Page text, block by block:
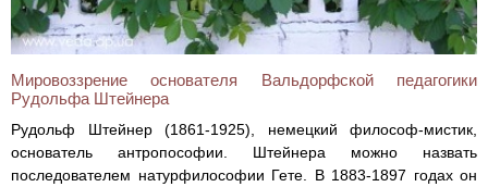
Мировоззрение основателя Вальдорфской педагогики
Рудольфа Штейнера
Рудольф Штейнер (1861-1925), немецкий философ-мистик,
основатель антропософии. Штейнера можно назвать
последователем натурфилософии Гете. В 1883-1897 годах он